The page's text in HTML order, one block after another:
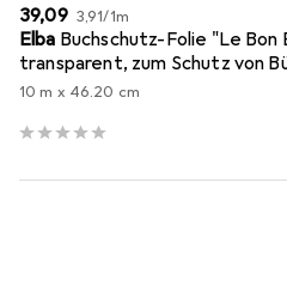
EUR
39,09 EUR
3,91/1m
Elba Buchschutz-Folie "Le Bon
transparent, zum Schutz von
10 m x 46.20 cm